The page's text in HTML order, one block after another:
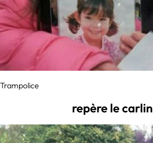
Trampolice
repère le carlin